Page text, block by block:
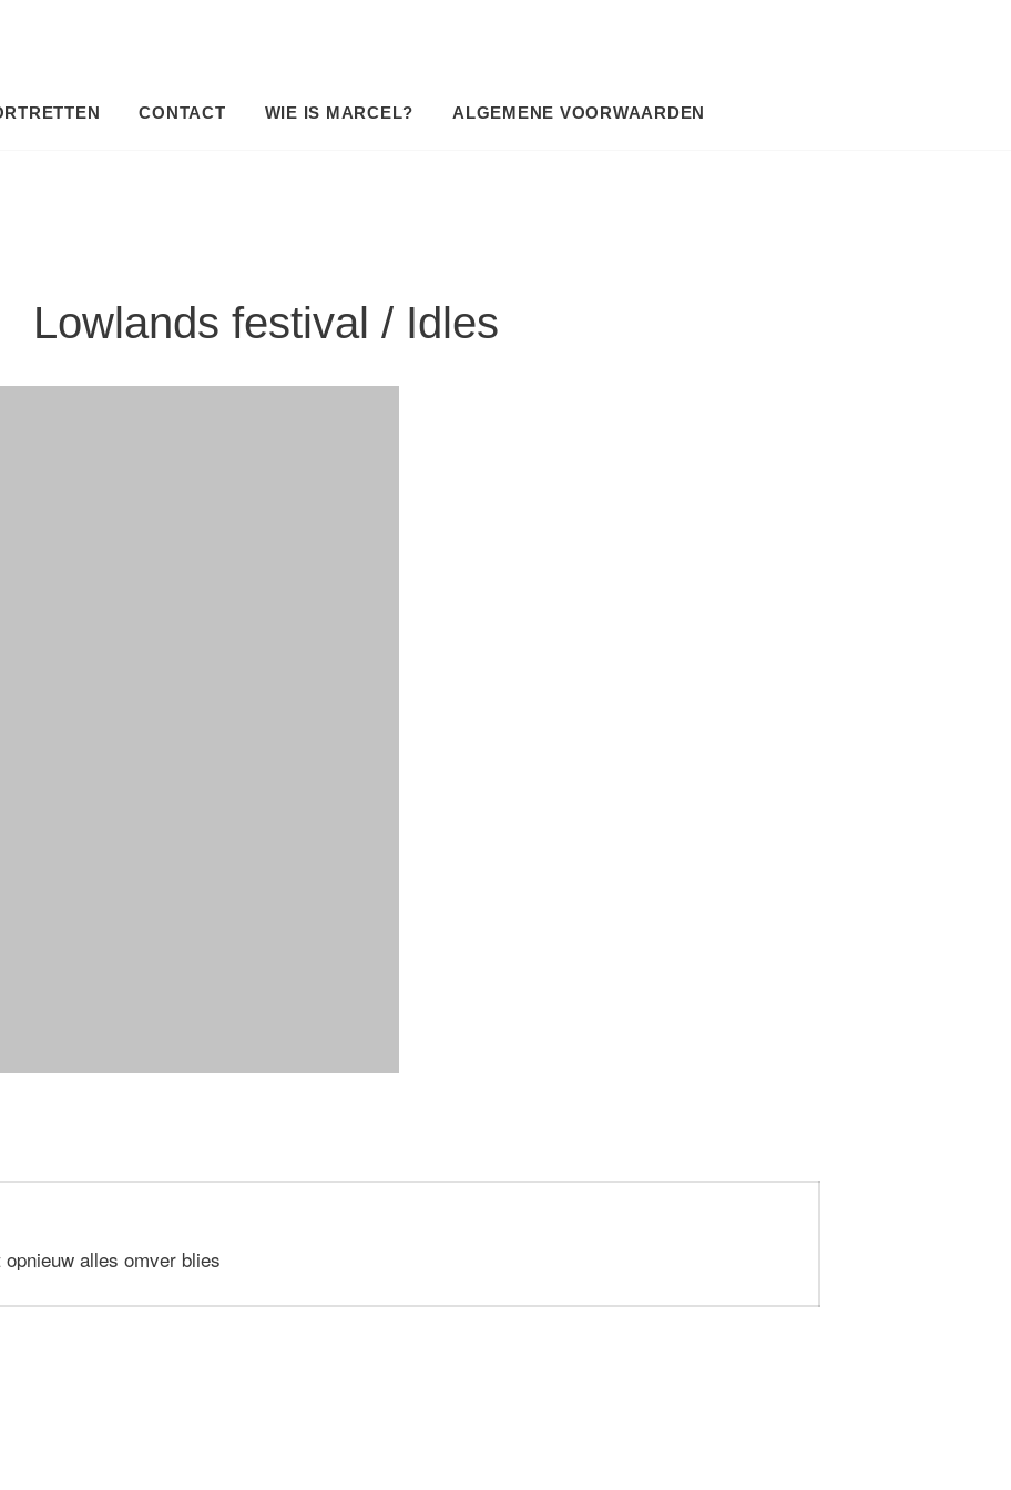
CONTACT WIE IS MARCEL? ALGEMENE VOORWAARDEN
Lowlands festival / Idles
alles omver blies